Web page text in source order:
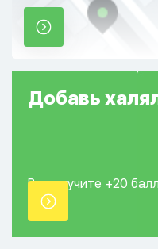
Добавь
Вы получите +20
точки.